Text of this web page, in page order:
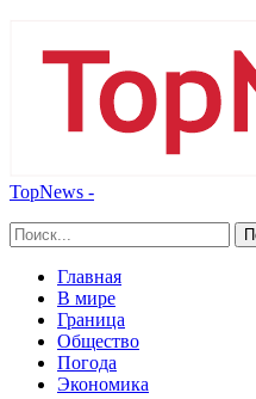
TopNews -
Главная
В мире
Граница
Общество
Погода
Экономика